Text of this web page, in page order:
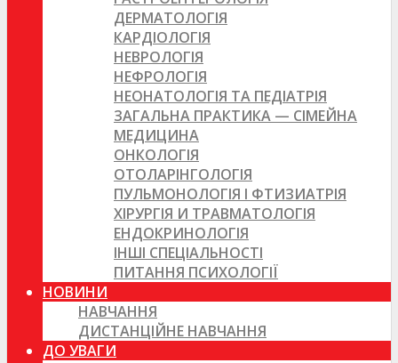
ДЕРМАТОЛОГІЯ
КАРДІОЛОГІЯ
НЕВРОЛОГІЯ
НЕФРОЛОГІЯ
НЕОНАТОЛОГІЯ ТА ПЕДІАТРІЯ
ЗАГАЛЬНА ПРАКТИКА — СІМЕЙНА
МЕДИЦИНА
ОНКОЛОГІЯ
ОТОЛАРІНГОЛОГІЯ
ПУЛЬМОНОЛОГІЯ І ФТИЗИАТРІЯ
ХІРУРГІЯ И ТРАВМАТОЛОГІЯ
ЕНДОКРИНОЛОГІЯ
ІНШІ СПЕЦІАЛЬНОСТІ
ПИТАННЯ ПСИХОЛОГІЇ
НОВИНИ
НАВЧАННЯ
ДИСТАНЦІЙНЕ НАВЧАННЯ
ДО УВАГИ